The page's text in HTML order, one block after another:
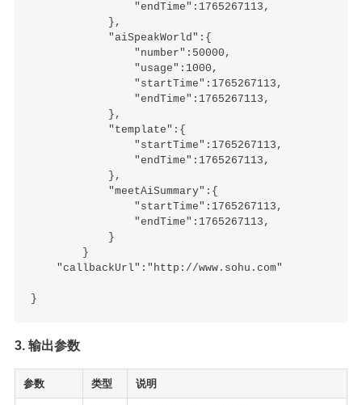
                "endTime":1765267113,
            },
            "aiSpeakWorld":{
                "number":50000,
                "usage":1000,
                "startTime":1765267113,
                "endTime":1765267113,
            },
            "template":{
                "startTime":1765267113,
                "endTime":1765267113,
            },
            "meetAiSummary":{
                "startTime":1765267113,
                "endTime":1765267113,
            }
        }
    "callbackUrl":"http://www.sohu.com"
3. 输出参数
参数 类型 说明